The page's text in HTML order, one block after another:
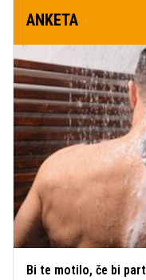
ANKETA
Bi te motilo, če bi